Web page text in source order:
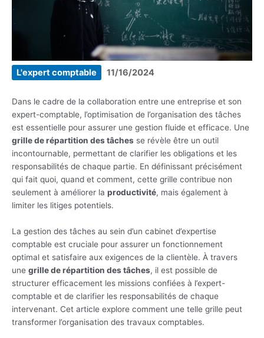
L'expert comptable 11/16/2024
Dans le cadre de la collaboration entre une entreprise et son
expert-comptable, l’optimisation de l’organisation des tâches
est essentielle pour assurer une gestion fluide et efficace. Une
grille de répartition des tâches se révèle être un outil
incontournable, permettant de clarifier les obligations et les
responsabilités de chaque partie. En définissant précisément
qui fait quoi, quand et comment, cette grille contribue non
seulement à améliorer la productivité, mais également à
limiter les litiges potentiels.
La gestion des tâches au sein d’un cabinet d’expertise
comptable est cruciale pour assurer un fonctionnement
optimal et satisfaire aux exigences de la clientèle. À travers
une grille de répartition des tâches, il est possible de
structurer efficacement les missions confiées à l’expert-
comptable et de clarifier les responsabilités de chaque
intervenant. Cet article explore comment une telle grille peut
transformer l’organisation des travaux comptables.